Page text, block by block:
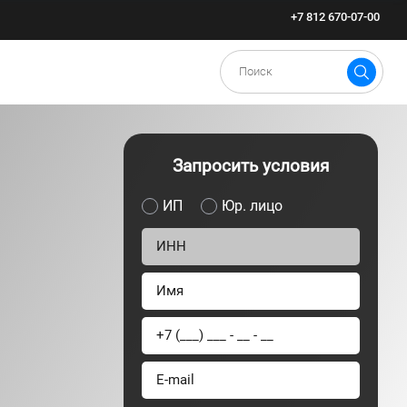
+7 812 670-07-00
Запросить условия
ИП Юр. лицо